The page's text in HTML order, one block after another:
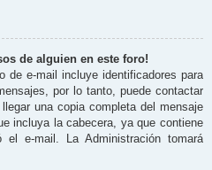
de alguien en este foro!
de e-mail incluye identificadores para
por lo tanto, puede contactar
una copia completa del mensaje
incluya la cabecera, ya que contiene
e-mail. La Administración tomará